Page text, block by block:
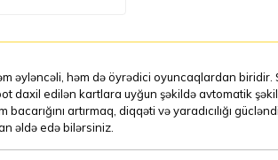
əyləncəli, həm də öyrədici oyuncaqlardan
daxil edilən kartlara uyğun şəkildə avtomatik
bacarığını artırmaq, diqqəti və yaradıcılığı
əldə edə bilərsiniz.